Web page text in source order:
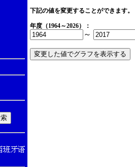
下記の値を変更することができます。
年度（1964～2026）：
～